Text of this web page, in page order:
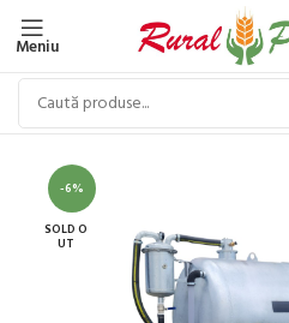
Meniu
-6%
SOLD O
UT